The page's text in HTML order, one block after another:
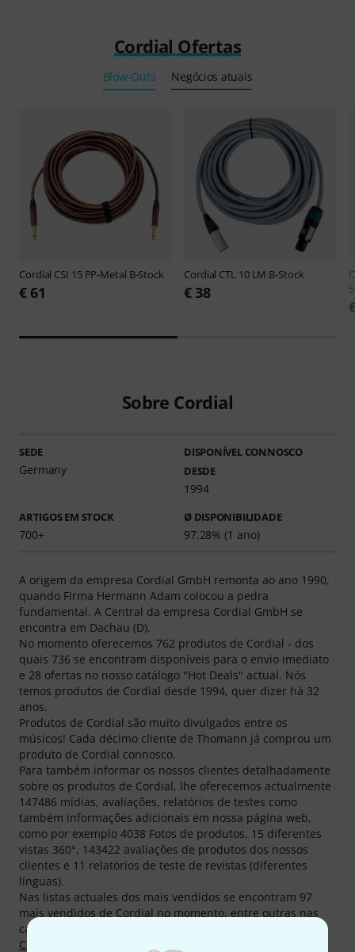
Cordial Ofertas
Blow-Outs Negócios atuais
Cordial CSI 15 PP-Metal B-Stock
€ 61
Cordial CTL 10 LM B-Stock
€ 38
Sobre Cordial
SEDE
Germany
DISPONÍVEL CONNOSCO
DESDE
1994
ARTIGOS EM STOCK
700+
Ø DISPONIBILIDADE
97.28% (1 ano)
A origem da empresa Cordial GmbH remonta ao ano 1990,
quando Firma Hermann Adam colocou a pedra
fundamental. A Central da empresa Cordial GmbH se
encontra em Dachau (D).
No momento oferecemos 762 produtos de Cordial - dos
quais 736 se encontram disponíveis para o envio imediato
e 28 ofertas no nosso catálogo "Hot Deals" actual. Nós
temos produtos de Cordial desde 1994, quer dizer há 32
anos.
Produtos de Cordial são muito divulgados entre os
músicos! Cada décimo cliente de Thomann já comprou um
produto de Cordial connosco.
Para também informar os nossos clientes detalhadamente
sobre os produtos de Cordial, lhe oferecemos actualmente
147486 mídias, avaliações, relatórios de testes como
também informações adicionais em nossa página web,
como por exemplo 4038 Fotos de produtos, 15 diferentes
vistas 360°, 143422 avaliações de produtos dos nossos
clientes e 11 relatórios de teste de revistas (diferentes
línguas).
Nas listas actuales dos mais vendidos se encontram 97
mais vendidos de Cordial no momento, entre outras nas
categorias
Cabos de áudio